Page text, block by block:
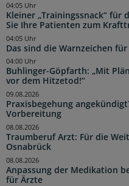
Kleiner „Trainingssnack“ für
Sie Ihre Patienten zum
04:05 Uhr
Das sind die Warnzeichen
04:05 Uhr
Buhlinger-Göpfarth: „Mit
vor dem Hitzetod!“
04:00 Uhr
Praxisbegehung
Vorbereitung
09.08.2026
Traumberuf Arzt: Für die
Osnabrück
08.08.2026
Anpassung der Medikation
für Ärzte
08.08.2026